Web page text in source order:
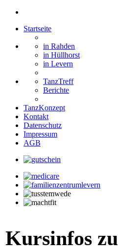
Startseite
in Rahden
in Hüllhorst
in Levern
TanzTreff
Berichte
TanzKonzept
Kontakt
Datenschutz
Impressum
AGB
Kursinfos